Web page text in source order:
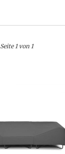
Seite 1 von 1